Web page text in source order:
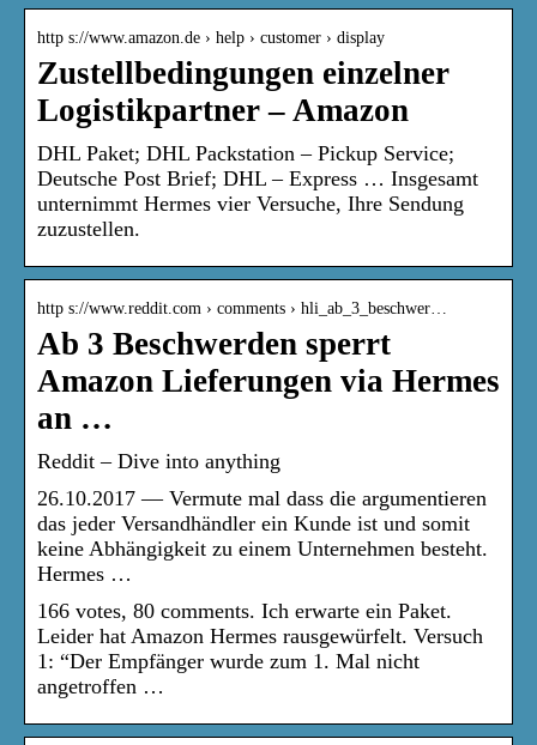
http s://www.amazon.de › help › customer › display
Zustellbedingungen einzelner
Logistikpartner – Amazon
DHL Paket; DHL Packstation – Pickup Service;
Deutsche Post Brief; DHL – Express … Insgesamt
unternimmt Hermes vier Versuche, Ihre Sendung
zuzustellen.
http s://www.reddit.com › comments › hli_ab_3_beschwer…
Ab 3 Beschwerden sperrt
Amazon Lieferungen via Hermes
an …
Reddit – Dive into anything
26.10.2017 — Vermute mal dass die argumentieren
das jeder Versandhändler ein Kunde ist und somit
keine Abhängigkeit zu einem Unternehmen besteht.
Hermes …
166 votes, 80 comments. Ich erwarte ein Paket.
Leider hat Amazon Hermes rausgewürfelt. Versuch
1: “Der Empfänger wurde zum 1. Mal nicht
angetroffen …